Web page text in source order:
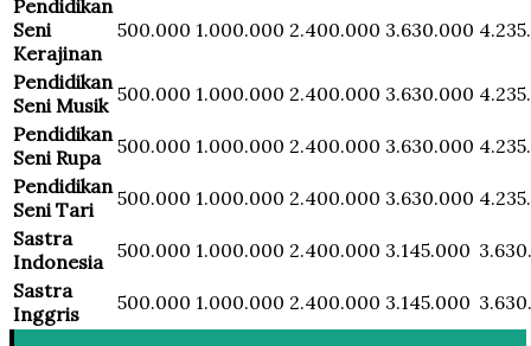
Pendidikan
Seni
Kerajinan
500.000 1.000.000 2.400.000 3.630.000
Pendidikan
Seni Musik 500.000 1.000.000 2.400.000 3.630.000
Pendidikan
Seni Rupa
500.000 1.000.000 2.400.000 3.630.000
Pendidikan
Seni Tari
500.000 1.000.000 2.400.000 3.630.000
Sastra
Indonesia 500.000 1.000.000 2.400.000 3.145.000
Sastra
Inggris
500.000 1.000.000 2.400.000 3.145.000